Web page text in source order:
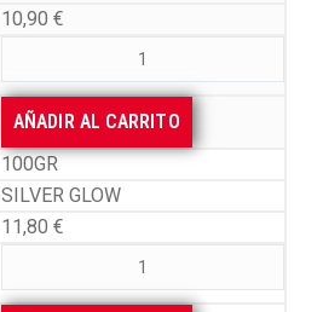
10,90 €
AÑADIR AL CARRITO
100GR
SILVER GLOW
11,80 €